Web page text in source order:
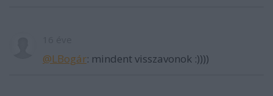
@LBogár: mindent visszavonok :))))